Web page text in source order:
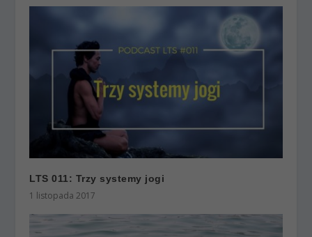
LTS 011: Trzy systemy jogi
1 listopada 2017